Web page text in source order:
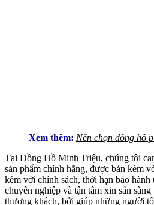
Xem thêm: Nên chọn đồng hồ
Tại Đồng Hồ Minh Triệu, chúng tôi
sản phẩm chính hãng, được bán kèm
kèm với chính sách, thời hạn bảo
chuyên nghiệp và tận tâm xin sẵn
thượng khách, bởi giúp những người